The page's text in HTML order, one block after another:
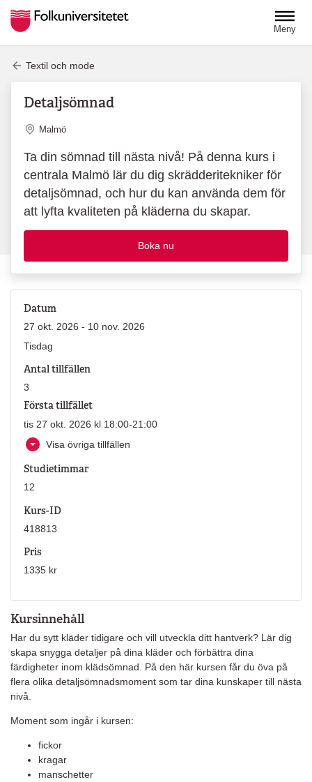
Meny
Textil och mode
Detaljsömnad
Plats
Malmö
Ta din sömnad till nästa nivå! På denna kurs i
centrala Malmö lär du dig skrädderitekniker för
detaljsömnad, och hur du kan använda dem för
att lyfta kvaliteten på kläderna du skapar.
Boka nu
Kursinnehåll
Har du sytt kläder tidigare och vill utveckla ditt hantverk? Lär dig
skapa snygga detaljer på dina kläder och förbättra dina
färdigheter inom klädsömnad . På den här kursen får du öva på
flera olika detaljsömnadsmoment som tar dina kunskaper till nästa
nivå.
Moment som ingår i kursen:
fickor
kragar
manschetter
Datum
27 okt. 2026 - 10 nov. 2026
Tisdag
Antal tillfällen
3
Första tillfället
tis 27 okt. 2026 kl 18:00-21:00
Visa övriga tillfällen
Studietimmar
12
Kurs-ID
418813
Pris
1335 kr